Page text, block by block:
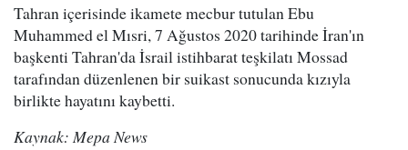
Tahran içerisinde ikamete mecbur tutulan Ebu
Muhammed el Mısri, 7 Ağustos 2020 tarihinde İran'ın
başkenti Tahran'da İsrail istihbarat teşkilatı Mossad
tarafından düzenlenen bir suikast sonucunda kızıyla
birlikte hayatını kaybetti.
Kaynak: Mepa News